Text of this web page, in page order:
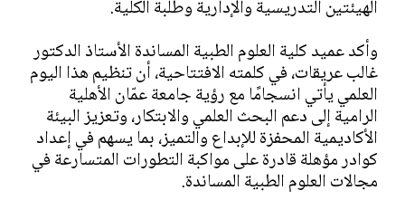
الهيئتين التدريسية والإدارية وطلبة الكلية.
وأكد عميد كلية العلوم الطبية المساندة الأستاذ الدكتور
غالب عريقات، في كلمته الافتتاحية، أن تنظيم هذا اليوم
العلمي يأتي انسجامًا مع رؤية جامعة عمّان الأهلية
الرامية إلى دعم البحث العلمي والابتكار، وتعزيز البيئة
الأكاديمية المحفزة للإبداع والتميز، بما يسهم في إعداد
كوادر مؤهلة قادرة على مواكبة التطورات المتسارعة في
مجالات العلوم الطبية المساندة.